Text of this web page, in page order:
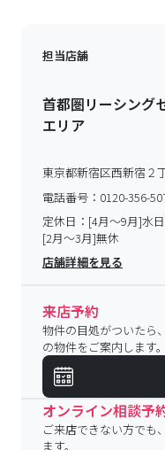
担当店舗
首都圏リーシン
エリア
東京都新宿区西新宿２
電話番号： 0120-356-
定休日： [4月～9月]水
[2月～3月]無休
店舗詳細を見る
来店予約
物件の目処がついたら
の物件をご案内します。
オンライン相談予
ご来店できない方でも
ます。